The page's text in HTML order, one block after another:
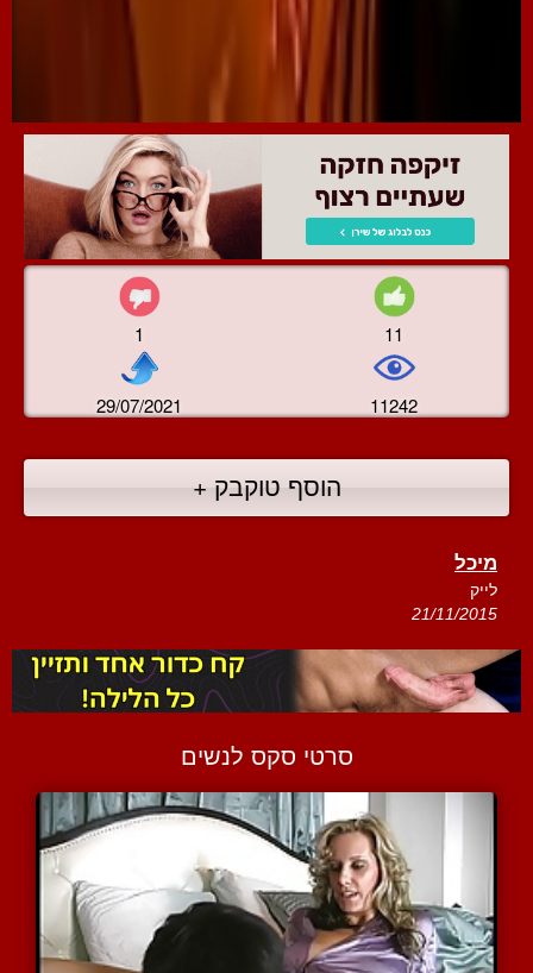
1 11
29/07/2021 11242
הוסף טוקבק +
מיכל
לייק
21/11/2015
סרטי סקס לנשים